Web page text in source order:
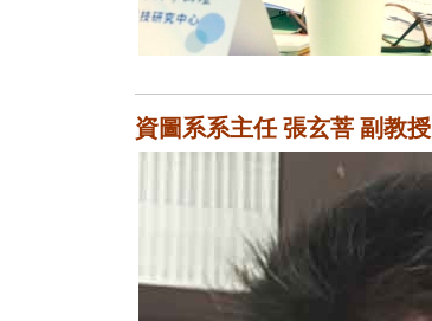
資圖系系主任 張玄菩 副教授